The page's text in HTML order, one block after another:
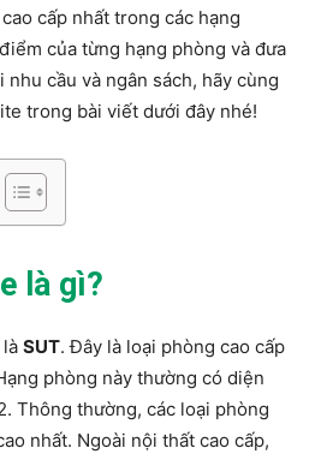
cấp nhất trong các hạng
của từng hạng phòng và đưa
cầu và ngân sách, hãy cùng
trong bài viết dưới đây nhé!
là gì?
SUT. Đây là loại phòng cao cấp
phòng này thường có diện
Thông thường, các loại phòng
nhất. Ngoài nội thất cao cấp,